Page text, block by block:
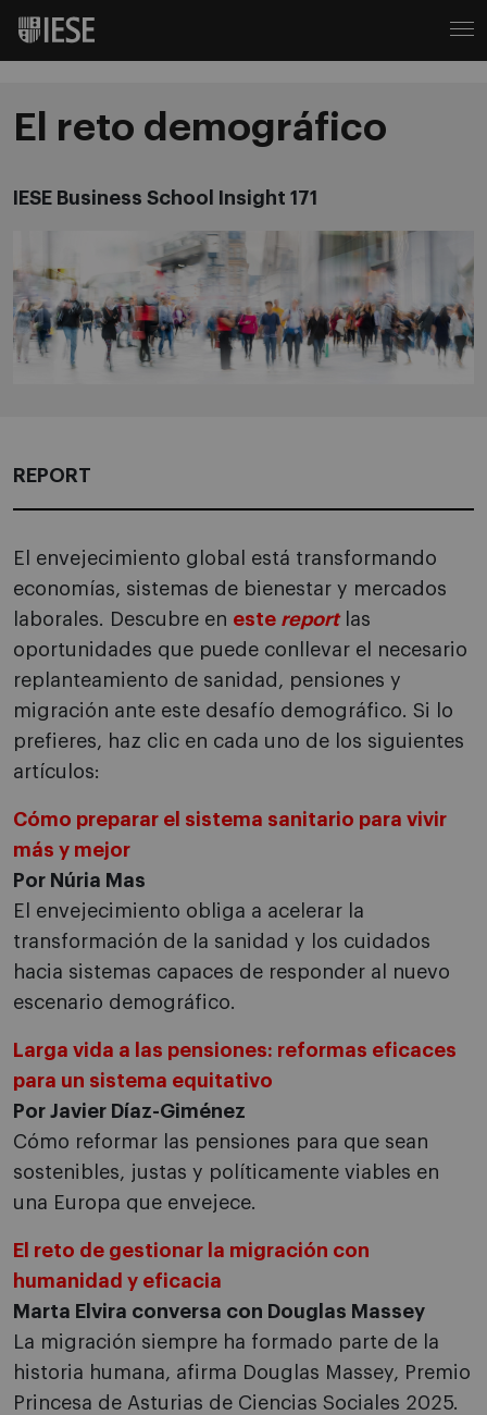
El reto demográfico
IESE Business School Insight 171
REPORT
El envejecimiento global está transformando
economías, sistemas de bienestar y mercados
laborales. Descubre en este reportlas
oportunidades que puede conllevar el necesario
replanteamiento de sanidad, pensiones y
migración ante este desafío demográfico. Si lo
prefieres, haz clic en cada uno de los siguientes
artículos:
Cómo preparar el sistema sanitario para vivir
más y mejor
Por Núria Mas
El envejecimiento obliga a acelerar la
transformación de la sanidad y los cuidados
hacia sistemas capaces de responder al nuevo
escenario demográfico.
Larga vida a las pensiones: reformas eficaces
para un sistema equitativo
Por Javier Díaz-Giménez
Cómo reformar las pensiones para que sean
sostenibles, justas y políticamente viables en
una Europa que envejece.
El reto de gestionar la migración con
humanidad y eficacia
Marta Elvira conversa con Douglas Massey
La migración siempre ha formado parte de la
historia humana, afirma Douglas Massey, Premio
Princesa de Asturias de Ciencias Sociales 2025.